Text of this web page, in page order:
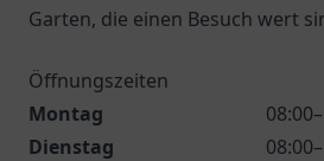
Garten, die einen Besuch wert
Öffnungszeiten
Montag
Dienstag